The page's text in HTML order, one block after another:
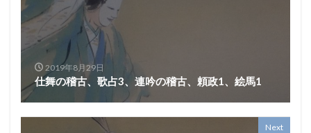
2019年8月29日
仕舞の稽古、歌占3、連吟の稽古、頼政1、絵馬1
Next